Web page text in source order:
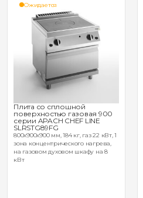
Ожидается
Плита со сплошной
поверхностью газовая 900
серии APACH CHEF LINE
SLRSTG89FG
800х900х900 мм, 184 кг, газ 22 кВт, 1
зона концентрического нагрева,
на газовом духовом шкафу на 8
кВт